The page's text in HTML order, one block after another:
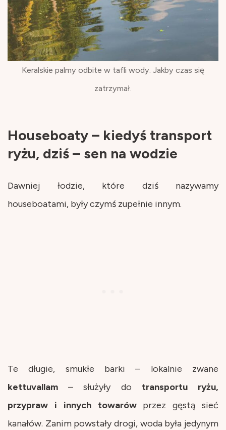
Keralskie palmy odbite w tafli wody. Jakby czas się
zatrzymał.
Houseboaty – kiedyś transport
ryżu, dziś – sen na wodzie
Dawniej łodzie, które dziś nazywamy
houseboatami, były czymś zupełnie innym.
Te długie, smukłe barki – lokalnie zwane
kettuvallam – służyły do transportu ryżu,
przypraw i innych towarówprzez gęstą sieć
kanałów. Zanim powstały drogi, woda była jedynym